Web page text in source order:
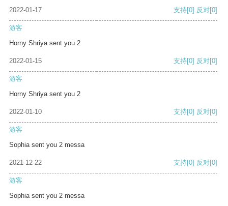
2022-01-17 支持[0] 反对[0]
游客
Horny Shriya sent you 2
2022-01-15 支持[0] 反对[0]
游客
Horny Shriya sent you 2
2022-01-10 支持[0] 反对[0]
游客
Sophia sent you 2 messa
2021-12-22 支持[0] 反对[0]
游客
Sophia sent you 2 messa